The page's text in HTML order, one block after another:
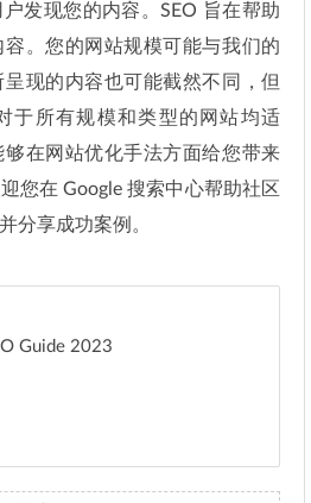
发现您的内容。SEO 旨在帮助
。您的网站规模可能与我们的
现的内容也可能截然不同，但
于所有规模和类型的网站均适
在网站优化手法方面给您带来
您在 Google 搜索中心帮助社区
分享成功案例。
Guide 2023